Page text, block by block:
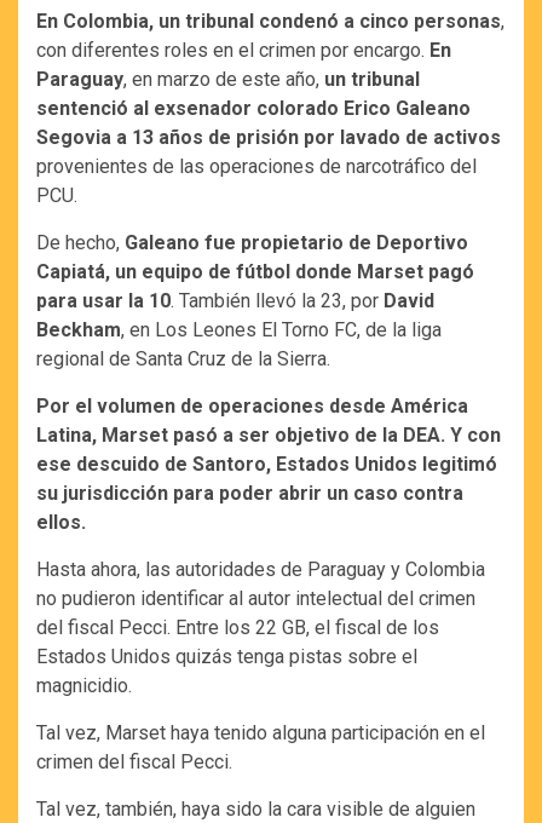
En Colombia, un tribunal condenó a cinco personas,
con diferentes roles en el crimen por encargo. En
Paraguay, en marzo de este año, un tribunal
sentenció al exsenador colorado Erico Galeano
Segovia a 13 años de prisión por lavado de activos
provenientes de las operaciones de narcotráfico del
PCU.
De hecho, Galeano fue propietario de Deportivo
Capiatá, un equipo de fútbol donde Marset pagó
para usar la 10. También llevó la 23, por David
Beckham, en Los Leones El Torno FC, de la liga
regional de Santa Cruz de la Sierra.
Por el volumen de operaciones desde América
Latina, Marset pasó a ser objetivo de la DEA. Y con
ese descuido de Santoro, Estados Unidos legitimó
su jurisdicción para poder abrir un caso contra
ellos.
Hasta ahora, las autoridades de Paraguay y Colombia
no pudieron identificar al autor intelectual del crimen
del fiscal Pecci. Entre los 22 GB, el fiscal de los
Estados Unidos quizás tenga pistas sobre el
magnicidio.
Tal vez, Marset haya tenido alguna participación en el
crimen del fiscal Pecci.
Tal vez, también, haya sido la cara visible de alguien